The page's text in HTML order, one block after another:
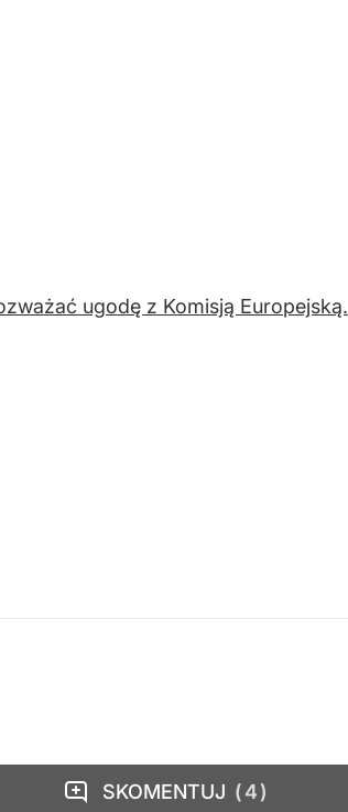
ugodę z Komisją Europejską.
SKOMENTUJ 4